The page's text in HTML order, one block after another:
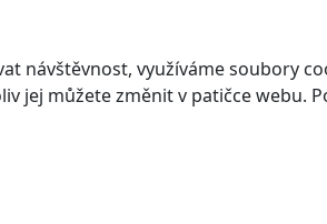
návštěvnost, využíváme soubory
jej můžete změnit v patičce webu.